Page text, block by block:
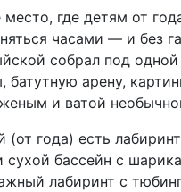
место, где детям от
часами — и без
собрал под
батутную арену,
и ватой
года) есть
сухой бассейн с
лабиринт с